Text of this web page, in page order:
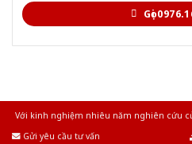
Gọi
Với kinh nghiệm nhiêu năm nghiên cứu
Gửi yêu cầu tư vấn